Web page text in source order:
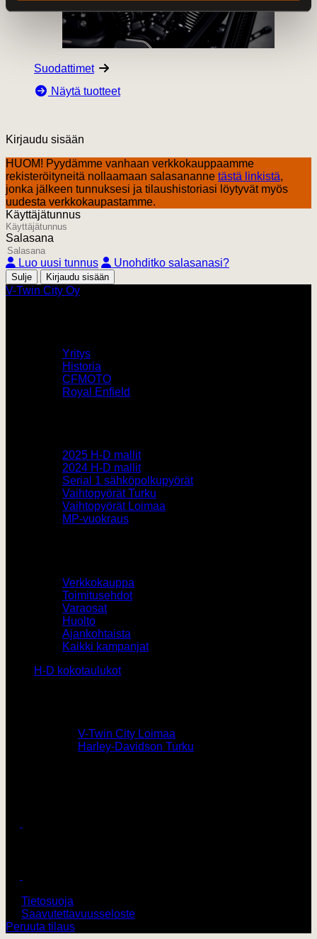
Suodattimet
Näytä tuotteet
Kirjaudu sisään
HUOM! Pyydämme vanhaan verkkokauppaamme
rekisteröityneitä nollaamaan salasananne tästä linkistä,
jonka jälkeen tunnuksesi ja tilaushistoriasi löytyvät myös
uudesta verkkokaupastamme.
Käyttäjätunnus
Salasana
Luo uusi tunnus Unohditko salasanasi?
Sulje
V-Twin City Oy
Yritys
Historia
CFMOTO
Royal Enfield
2025 H-D mallit
2024 H-D mallit
Serial 1 sähköpolkupyörät
Vaihtopyörät Turku
Vaihtopyörät Loimaa
MP-vuokraus
Verkkokauppa
Toimitusehdot
Varaosat
Huolto
Ajankohtaista
Kaikki kampanjat
H-D kokotaulukot
V-Twin City Loimaa
Harley-Davidson Turku
Tietosuoja
Saavutettavuusseloste
Peruuta tilaus